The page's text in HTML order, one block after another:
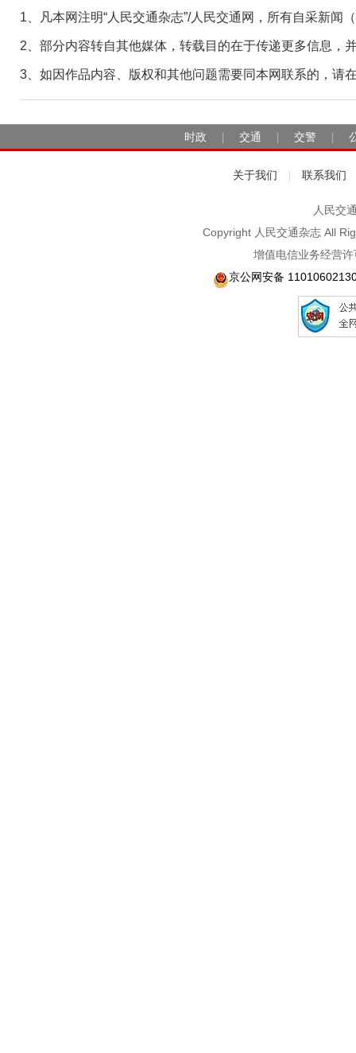
1、凡本网注明“人民交通杂志”/人民交通网，所有自采新
2、部分内容转自其他媒体，转载目的在于传递更多信息，
3、如因作品内容、版权和其他问题需要同本网联系的，请
时政 交通 交警
关于我们 联系我们
人民交
Copyright 人民交通杂志 All
增值电信业务经营
京公网安备